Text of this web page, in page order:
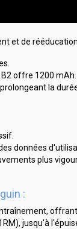
et de
offre 1200 mAh.
la
données
plus
:
jusqu'à